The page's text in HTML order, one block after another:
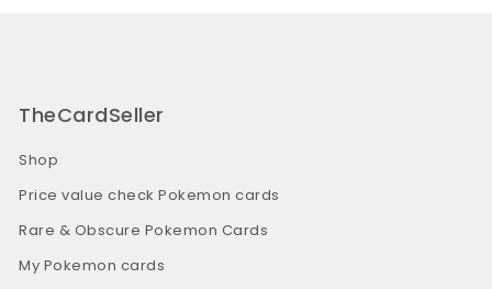
TheCardSeller
Shop
Price value check Pokemon cards
Rare & Obscure Pokemon Cards
My Pokemon cards